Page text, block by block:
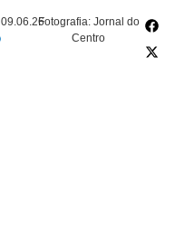
09.06.26Fotografia: Jornal do
Centro